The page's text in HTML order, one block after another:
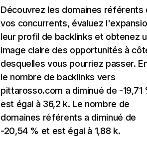
Découvrez les domaines référents
vos concurrents, évaluez
leur profil de backlinks et obtenez
image claire des opportunités à
desquelles vous pourriez passer.
le nombre de backlinks vers
pittarosso.com a diminué de -19,71
est égal à 36,2 k. Le nombre de
domaines référents a diminué de
-20,54 % et est égal à 1,88 k.